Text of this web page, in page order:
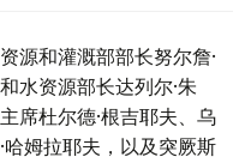
源和灌溉部部长努尔詹·
水资源部长达列尔·朱
席杜尔德·根吉耶夫、乌
姆拉耶夫，以及突厥斯